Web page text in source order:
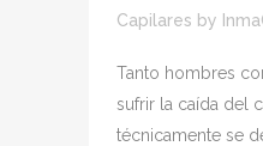
Capilares by
Tanto hombres
sufrir la caída del
técnicamente se